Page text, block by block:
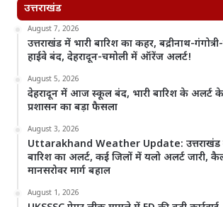
उत्तराखंड
August 7, 2026
उत्तराखंड में भारी बारिश का कहर, बद्रीनाथ-गंगोत्री-
हाईवे बंद, देहरादून-चमोली में ऑरेंज अलर्ट!
August 5, 2026
देहरादून में आज स्कूल बंद, भारी बारिश के अलर्ट
प्रशासन का बड़ा फैसला
August 3, 2026
Uttarakhand Weather Update: उत्तराखंड
बारिश का अलर्ट, कई जिलों में यलो अलर्ट जारी,
मानसरोवर मार्ग बहाल
August 1, 2026